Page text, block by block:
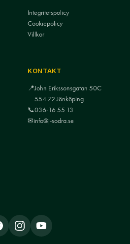
Integritetspolicy
Cookiepolicy
Villkor
KONTAKT
📍John Erikssonsgatan 50C
554 72 Jönköping
📞036-16 55 13
✉info@j-sodra.se